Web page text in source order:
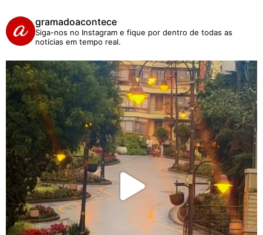
gramadoacontece
Siga-nos no Instagram e fique por dentro de todas as
notícias em tempo real.